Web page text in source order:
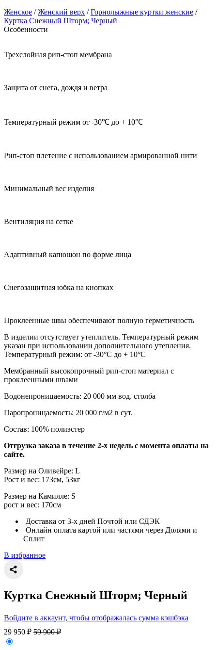
Женское / Женский верх / Горнолыжные куртки женские /
Куртка Снежный Шторм; Черный
Особенности
Трехслойная рип-стоп мембрана
Защита от снега, дождя и ветра
Температурный режим от -30℃ до + 10℃
Рип-стоп плетение с использованием армированной нити
Минимальный вес изделия
Вентиляция на сетке
Адаптивный капюшон по форме лица
Снегозащитная юбка на кнопках
Проклеенные швы обеспечивают полную герметичность
В изделии отсутствует утеплитель. Температурный режим
указан при использовании дополнительного утепления.
Температурный режим: от -30°C до + 10°C
Мембранный высокопрочный рип-стоп материал с
проклеенными швами
Водонепроницаемость: 20 000 мм вод. столба
Паропроницаемость: 20 000 г/м2 в сут.
Состав: 100% полиэстер
Отгрузка заказа в течение 2-х недель с момента оплаты на
сайте.
Размер на Оливейре: L
Рост и вес: 173см, 53кг
Размер на Камилле: S
рост и вес: 170см
Доставка от 3-х дней Почтой или СДЭК
Онлайн оплата картой или частями через Долями и
Сплит
В избранное
Куртка Снежный Шторм; Черный
Войдите в аккаунт, чтобы отображалась сумма кэшбэка
29 950 ₽ 59 900₽